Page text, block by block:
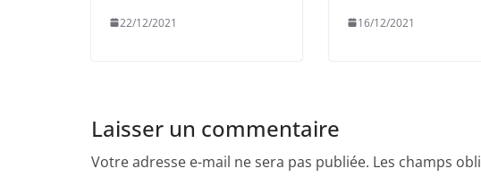
22/12/2021 16/12/2021
Laisser un commentaire
Votre adresse e-mail ne sera pas publiée. Les champs